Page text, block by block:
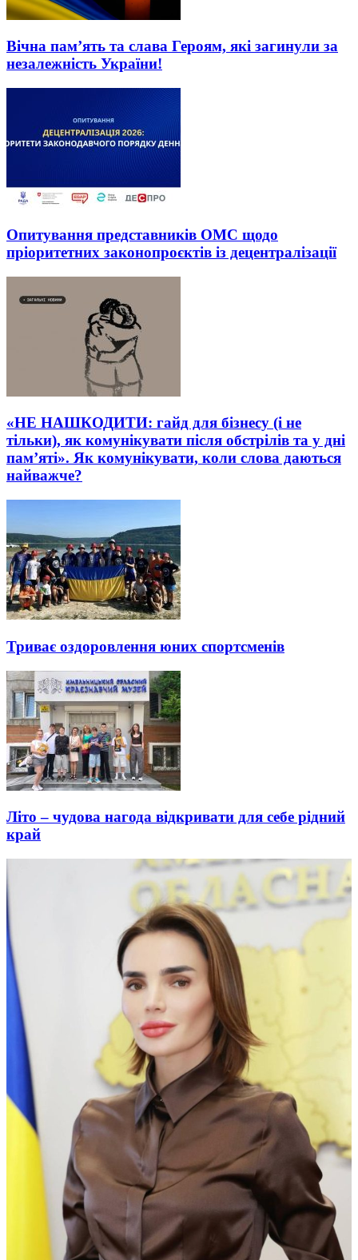
Вічна пам’ять та слава Героям, які загинули за
незалежність України!
Опитування представників ОМС щодо
пріоритетних законопроєктів із децентралізації
«НЕ НАШКОДИТИ: гайд для бізнесу (і не
тільки), як комунікувати після обстрілів та у дні
пам’яті». Як комунікувати, коли слова даються
найважче?
Триває оздоровлення юних спортсменів
Літо – чудова нагода відкривати для себе рідний
край